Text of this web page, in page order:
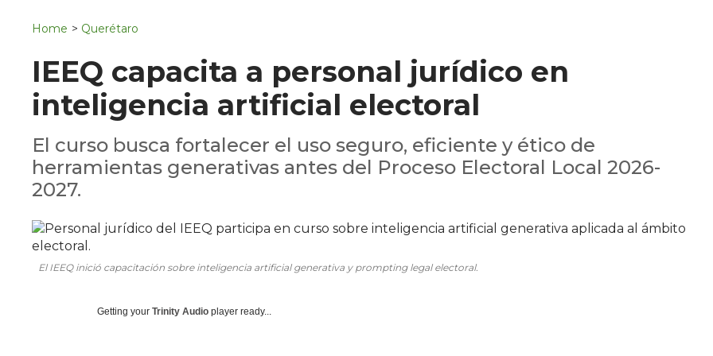
Home > Querétaro
IEEQ capacita a personal jurídico en
inteligencia artificial electoral
El curso busca fortalecer el uso seguro, eficiente y ético de
herramientas generativas antes del Proceso Electoral Local 2026-
2027.
El IEEQ inició capacitación sobre inteligencia artificial generativa y prompting legal electoral.
Getting your Trinity Audio player ready...